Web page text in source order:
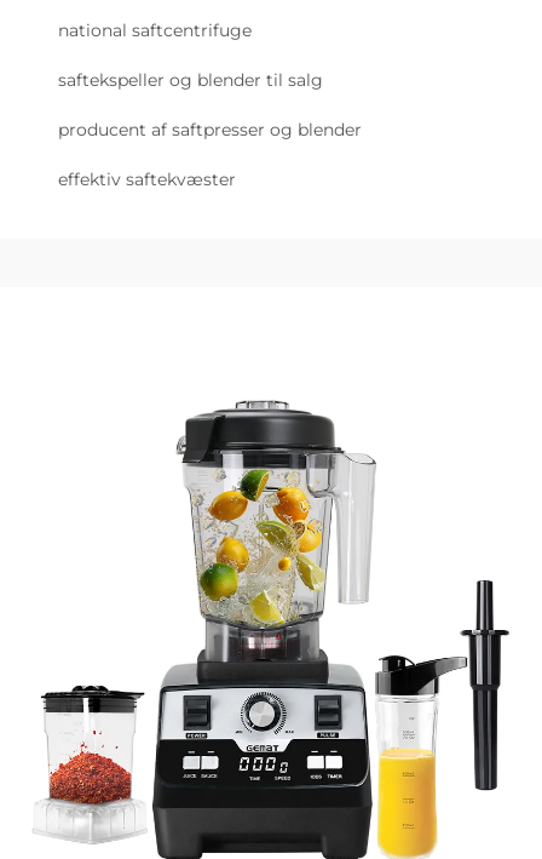
national saftcentrifuge
saftekspeller og blender til salg
producent af saftpresser og blender
effektiv saftekvæster